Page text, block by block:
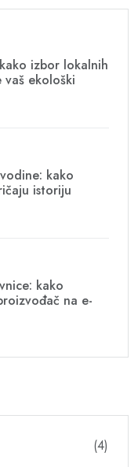
izbor lokalnih
vaš ekološki
kako
istoriju
kako
na e-
(4)